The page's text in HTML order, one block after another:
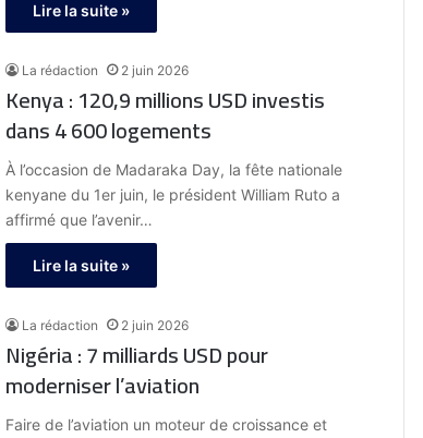
Lire la suite »
La rédaction 2 juin 2026
Kenya : 120,9 millions USD investis
dans 4 600 logements
À l’occasion de Madaraka Day, la fête nationale
kenyane du 1er juin, le président William Ruto a
affirmé que l’avenir…
Lire la suite »
La rédaction 2 juin 2026
Nigéria : 7 milliards USD pour
moderniser l’aviation
Faire de l’aviation un moteur de croissance et